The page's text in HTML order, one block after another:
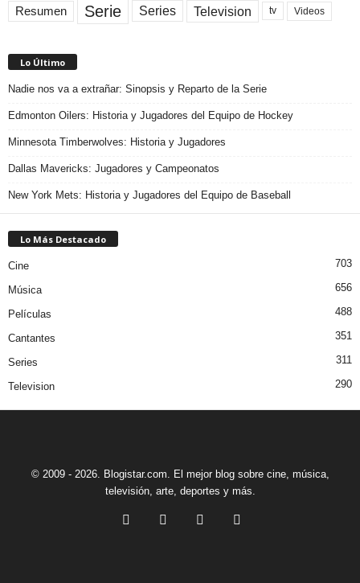
Resumen Serie Series Television tv Videos
Lo Último
Nadie nos va a extrañar: Sinopsis y Reparto de la Serie
Edmonton Oilers: Historia y Jugadores del Equipo de Hockey
Minnesota Timberwolves: Historia y Jugadores
Dallas Mavericks: Jugadores y Campeonatos
New York Mets: Historia y Jugadores del Equipo de Baseball
Lo Más Destacado
Cine 703
Música 656
Películas 488
Cantantes 351
Series 311
Television 290
© 2009 - 2026. Blogistar.com. El mejor blog sobre cine, música,
televisión, arte, deportes y más.